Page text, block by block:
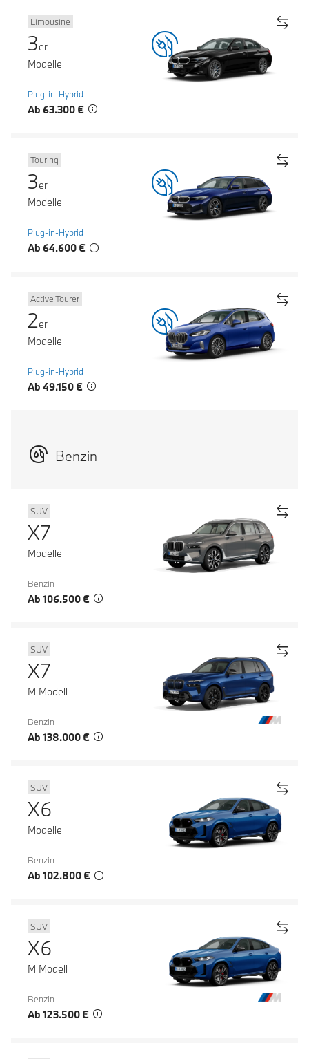
Limousine
3er
Modelle
Plug-in-Hybrid
Ab 63.300 €
Touring
3er
Modelle
Plug-in-Hybrid
Ab 64.600 €
Active Tourer
2er
Modelle
Plug-in-Hybrid
Ab 49.150 €
Benzin
SUV
X7
Modelle
Benzin
Ab 106.500 €
SUV
X7
M Modell
Benzin
Ab 138.000 €
SUV
X6
Modelle
Benzin
Ab 102.800 €
SUV
X6
M Modell
Benzin
Ab 123.500 €